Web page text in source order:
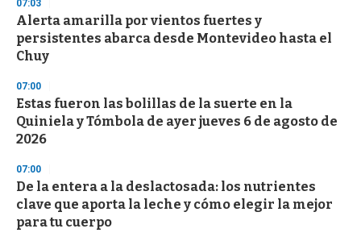
07:03
Alerta amarilla por vientos fuertes y
persistentes abarca desde Montevideo hasta el
Chuy
07:00
Estas fueron las bolillas de la suerte en la
Quiniela y Tómbola de ayer jueves 6 de agosto de
2026
07:00
De la entera a la deslactosada: los nutrientes
clave que aporta la leche y cómo elegir la mejor
para tu cuerpo